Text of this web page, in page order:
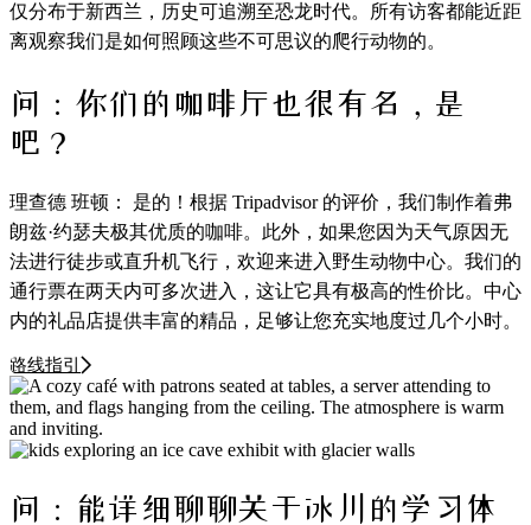
仅分布于新西兰，历史可追溯至恐龙时代。所有访客都能近距
离观察我们是如何照顾这些不可思议的爬行动物的。
问：你们的 咖啡厅也很有名，是
吧？
理查德 班顿： 是的！根据 Tripadvisor 的评价，我们制作着弗
朗兹·约瑟夫极其优质的咖啡。此外，如果您因为天气原因无
法进行徒步或直升机飞行，欢迎来进入野生动物中心。我们的
通行票在两天内可多次进入，这让它具有极高的性价比。中心
内的礼品店提供丰富的精品，足够让您充实地度过几个小时。
路线指引
问：能详细聊聊关于冰川的学习体